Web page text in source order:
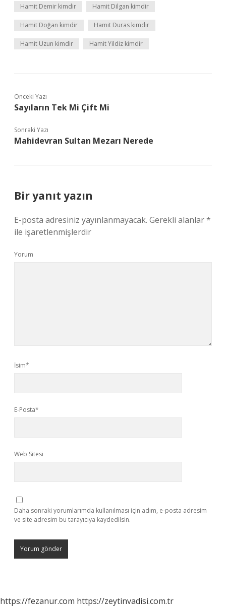
Hamit Demir kimdir Hamit Dilgan kimdir
Hamit Doğan kimdir Hamit Duras kimdir
Hamit Uzun kimdir Hamit Yildiz kimdir
Önceki Yazı
Sayıların Tek Mi Çift Mi
Sonraki Yazı
Mahidevran Sultan Mezarı Nerede
Bir yanıt yazın
E-posta adresiniz yayınlanmayacak. Gerekli alanlar*
ile işaretlenmişlerdir
Yorum
İsim*
E-Posta*
Web Sitesi
Daha sonraki yorumlarımda kullanılması için adım, e-posta adresim
ve site adresim bu tarayıcıya kaydedilsin.
https://fezanur.com https://zeytinvadisi.com.tr